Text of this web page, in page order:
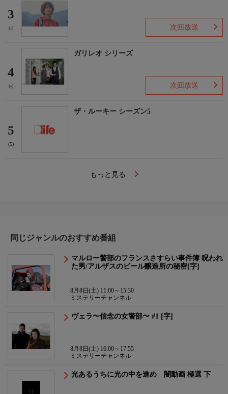
3
(-) 次回放送
4
(-)
ガリレオ シリーズ
次回放送
5
(5)
ザ・ルーキー シーズン5
もっと見る
同じジャンルのおすすめ番組
マルロー警部のフランスさすらい事件簿 呪われ
た男/アルザスのビール醸造所の秘密[字]
8月8日(土) 11:00～15:30
ミステリーチャンネル
ヴェラ〜信念の女警部〜 #1 [字]
8月8日(土) 16:00～17:55
ミステリーチャンネル
光あるうちに光の中を進め 闇動画 極選 下